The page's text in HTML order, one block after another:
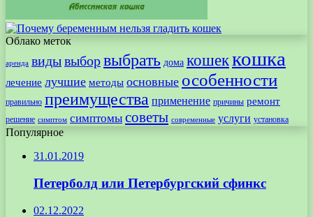
Облако меток
аренда видывыборвыбрать дома кошеккошка
лечение лучшие методы основные особенности
правильно преимущества применение причины ремонт
решение симптом симптомы советы современные услуги установка
Популярное
31.01.2019
Петерболд или Петербургский сфинкс
02.12.2022